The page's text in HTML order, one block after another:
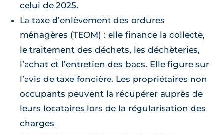
celui de 2025.
La taxe d’enlèvement des ordures
ménagères (TEOM) : elle finance la collecte,
le traitement des déchets, les déchèteries,
l’achat et l’entretien des bacs. Elle figure sur
l’avis de taxe foncière. Les propriétaires non
occupants peuvent la récupérer auprès de
leurs locataires lors de la régularisation des
charges.